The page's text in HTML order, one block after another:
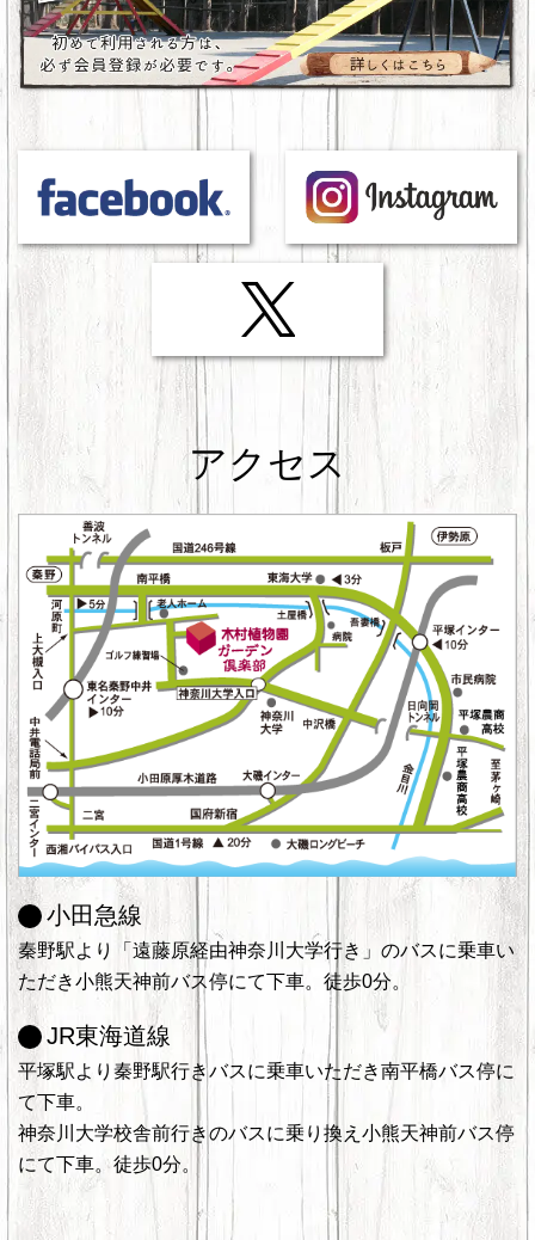
アクセス
小田急線
秦野駅より「遠藤原経由神奈川大学行き」のバスに乗車い
ただき小熊天神前バス停にて下車。徒歩0分。
JR東海道線
平塚駅より秦野駅行きバスに乗車いただき南平橋バス停に
て下車。
神奈川大学校舎前行きのバスに乗り換え小熊天神前バス停
にて下車。徒歩0分。